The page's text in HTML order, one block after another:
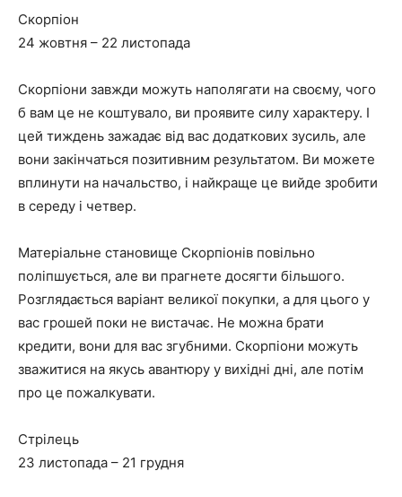
Скорпіон
24 жовтня – 22 листопада
Скорпіони завжди можуть наполягати на своєму, чого
б вам це не коштувало, ви проявите силу характеру. І
цей тиждень зажадає від вас додаткових зусиль, але
вони закінчаться позитивним результатом. Ви можете
вплинути на начальство, і найкраще це вийде зробити
в середу і четвер.
Матеріальне становище Скорпіонів повільно
поліпшується, але ви прагнете досягти більшого.
Розглядається варіант великої покупки, а для цього у
вас грошей поки не вистачає. Не можна брати
кредити, вони для вас згубними. Скорпіони можуть
зважитися на якусь авантюру у вихідні дні, але потім
про це пожалкувати.
Стрілець
23 листопада – 21 грудня